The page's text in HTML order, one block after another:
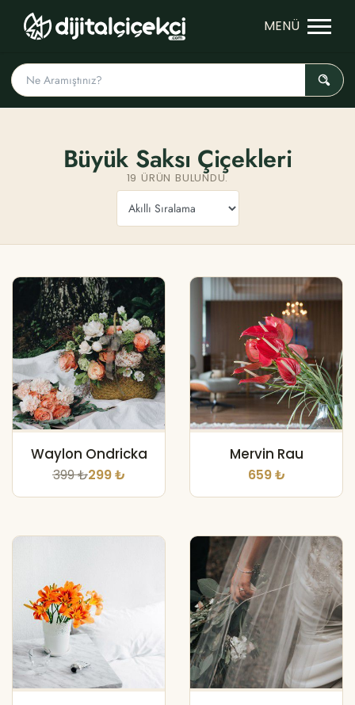
19 ÜRÜN BULUNDU.
Büyük Saksı Çiçekleri
Waylon Ondricka
399 ₺299 ₺
Mervin Rau
659 ₺